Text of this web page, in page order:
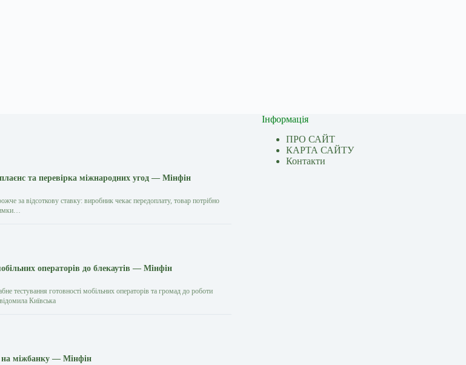
та перевірка міжнародних угод — Мінфін
за відсоткову ставку: виробник чекає передоплату, товар потрібно
операторів до блекаутів — Мінфін
тестування готовності мобільних операторів та громад до роботи
Київська
на міжбанку — Мінфін
Інформація
ПРО САЙТ
КАРТА САЙТУ
Контакти